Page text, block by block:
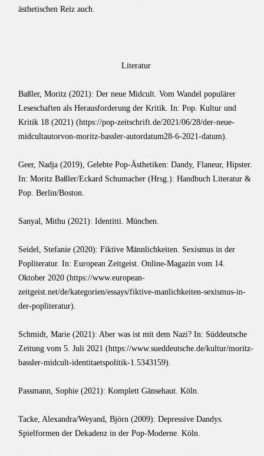
ästhetischen Reiz auch.
Literatur
Baßler, Moritz (2021): Der neue Midcult. Vom Wandel populärer
Leseschaften als Herausforderung der Kritik. In: Pop. Kultur und
Kritik 18 (2021) (https://pop-zeitschrift.de/2021/06/28/der-neue-
midcultautorvon-moritz-bassler-autordatum28-6-2021-datum).
Geer, Nadja (2019), Gelebte Pop-Ästhetiken: Dandy, Flaneur, Hipster.
In: Moritz Baßler/Eckard Schumacher (Hrsg.): Handbuch Literatur &
Pop. Berlin/Boston.
Sanyal, Mithu (2021): Identitti. München.
Seidel, Stefanie (2020): Fiktive Männlichkeiten. Sexismus in der
Popliteratur. In: European Zeitgeist. Online-Magazin vom 14.
Oktober 2020 (https://www.european-
zeitgeist.net/de/kategorien/essays/fiktive-manlichkeiten-sexismus-in-
der-popliteratur).
Schmidt, Marie (2021): Aber was ist mit dem Nazi? In: Süddeutsche
Zeitung vom 5. Juli 2021 (https://www.sueddeutsche.de/kultur/moritz-
bassler-midcult-identitaetspolitik-1.5343159).
Passmann, Sophie (2021): Komplett Gänsehaut. Köln.
Tacke, Alexandra/Weyand, Björn (2009): Depressive Dandys.
Spielformen der Dekadenz in der Pop-Moderne. Köln.